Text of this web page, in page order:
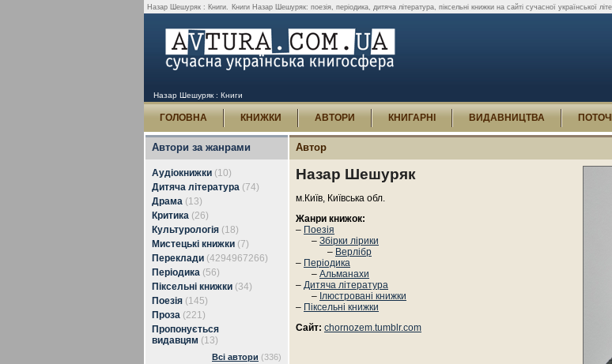
Назар Шешуряк : Книги. Книги Назар Шешуряк: поезія, періодика, дитяча література, піксельні книжки на сайті сучасної української
Назар Шешуряк : Книги
ГОЛОВНА КНИЖКИ АВТОРИ КНИГАРНІ ВИДАВНИЦТВА
Автори за жанрами
Аудіокнижки (10)
Дитяча література (74)
Драма (13)
Критика (26)
Культурологія (18)
Мистецькі книжки (7)
Переклади (4294967266)
Періодика (56)
Піксельні книжки (34)
Поезія (145)
Проза (221)
Пропонується
видавцям (13)
Всі автори (336)
Автор
Назар Шешуряк
м.Київ, Київська обл.
Жанри книжок:
– Поезія
– Збірки лірики
– Верлібр
– Періодика
– Альманахи
– Дитяча література
– Ілюстровані книжки
– Піксельні книжки
Сайт: chornozem.tumblr.com